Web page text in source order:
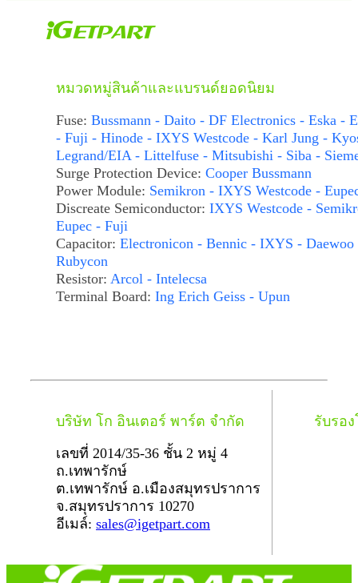
หมวดหมู่สินค้าและแบรนด์ยอดนิยม
Fuse: Bussmann - Daito - DF Electronics - Eska -
- Fuji - Hinode - IXYS Westcode - Karl Jung -
Legrand/EIA - Littelfuse - Mitsubishi - Siba -
Surge Protection Device: Cooper Bussmann
Power Module: Semikron - IXYS Westcode -
Discreate Semiconductor: IXYS Westcode -
Eupec - Fuji
Capacitor: Electronicon - Bennic - IXYS - Daewoo
Rubycon
Resistor: Arcol - Intelecsa
Terminal Board: Ing Erich Geiss - Upun
บริษัท โก อินเตอร์ พาร์ต จำกัด
เลขที่ 2014/35-36 ชั้น 2 หมู่ 4
ถ.เทพารักษ์
ต.เทพารักษ์ อ.เมืองสมุทรปราการ
จ.สมุทรปราการ 10270
อีเมล์: sales@igetpart.com
รับรอ